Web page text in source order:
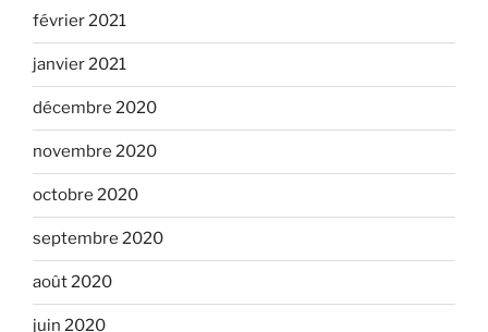
février 2021
janvier 2021
décembre 2020
novembre 2020
octobre 2020
septembre 2020
août 2020
juin 2020